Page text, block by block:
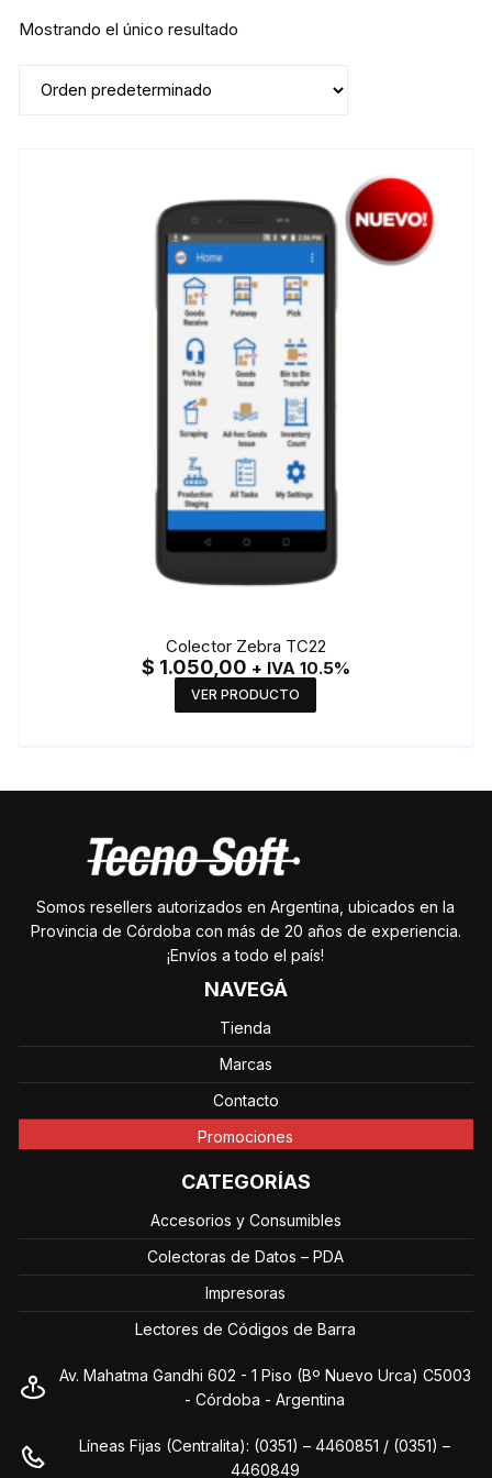
Mostrando el único resultado
Colector Zebra TC22
$ 1.050,00 + IVA 10.5%
VER PRODUCTO
Somos resellers autorizados en Argentina, ubicados en la
Provincia de Córdoba con más de 20 años de experiencia.
¡Envíos a todo el país!
NAVEGÁ
Tienda
Marcas
Contacto
Promociones
CATEGORÍAS
Accesorios y Consumibles
Colectoras de Datos – PDA
Impresoras
Lectores de Códigos de Barra
Av. Mahatma Gandhi 602 - 1 Piso (Bº Nuevo Urca) C5003
- Córdoba - Argentina
Líneas Fijas (Centralita): (0351) – 4460851 / (0351) –
4460849